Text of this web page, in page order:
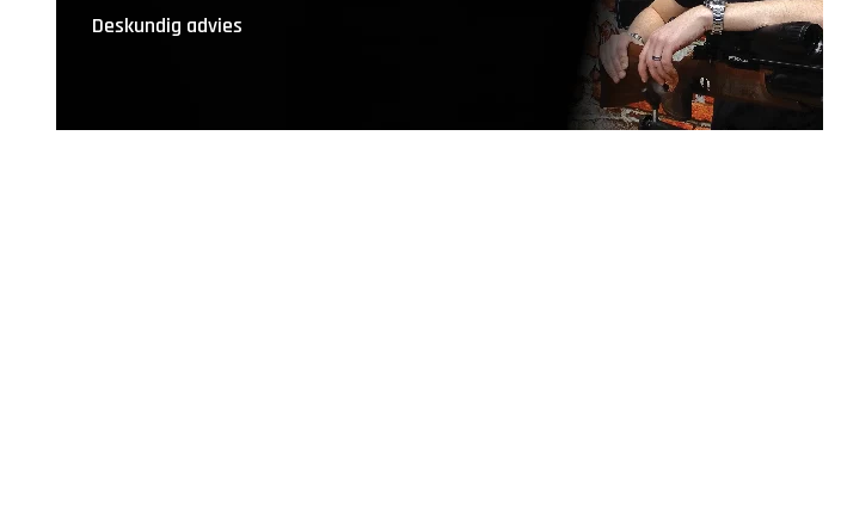
Deskundig advies